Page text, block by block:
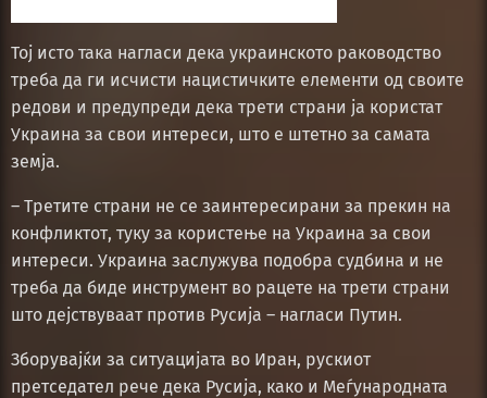
Тој исто така нагласи дека украинското раководство
треба да ги исчисти нацистичките елементи од своите
редови и предупреди дека трети страни ја користат
Украина за свои интереси, што е штетно за самата
земја.
– Третите страни не се заинтересирани за прекин на
конфликтот, туку за користење на Украина за свои
интереси. Украина заслужува подобра судбина и не
треба да биде инструмент во рацете на трети страни
што дејствуваат против Русија – нагласи Путин.
Зборувајќи за ситуацијата во Иран, рускиот
претседател рече дека Русија, како и Меѓународната